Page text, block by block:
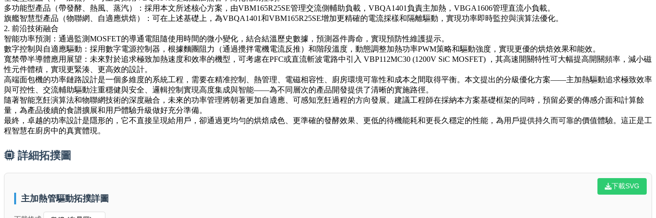
多功能型產品（帶發酵、熱風、蒸汽）：採用本文所述核心方案，由VBM165R25SE管理交流側輔助負載，VBQA1401負責主加熱，VBGA1606管理直流小負載。
旗艦智慧型產品（物聯網、自適應烘焙）：可在上述基礎上，為VBQA1401和VBM165R25SE增加更精確的電流採樣和隔離驅動，實現功率即時監控與演算法優化。
2. 前沿技術融合
智能功率預測：通過監測MOSFET的導通電阻隨使用時間的微小變化，結合結溫歷史數據，預測器件壽命，實現預防性維護提示。
數字控制與自適應驅動：採用數字電源控制器，根據麵團阻力（通過攪拌電機電流反推）和階段溫度，動態調整加熱功率PWM策略和驅動強度，實現更優的烘焙效果和能效。
寬禁帶半導體應用展望：未來對於追求極致加熱速度和效率的機型，可考慮在PFC或直流斬波電路中引入 VBP112MC30 (1200V SiC MOSFET) ，其高速開關特性可大幅提高開關頻率，減小磁
性元件體積，實現更緊湊、更高效的設計。
高端面包機的功率鏈路設計是一個多維度的系統工程，需要在精准控制、熱管理、電磁相容性、廚房環境可靠性和成本之間取得平衡。本文提出的分級優化方案——主加熱驅動追求極致效率
與可控性、交流輔助驅動注重穩健與安全、邏輯控制實現高度集成與智能——為不同層次的產品開發提供了清晰的實施路徑。
隨著智能烹飪演算法和物聯網技術的深度融合，未來的功率管理將朝著更加自適應、可感知烹飪過程的方向發展。建議工程師在採納本方案基礎框架的同時，預留必要的傳感介面和計算餘
量，為產品後續的食譜擴展和用戶體驗升級做好充分準備。
最終，卓越的功率設計是隱形的，它不直接呈現給用戶，卻通過更均勻的烘焙成色、更準確的發酵效果、更低的待機能耗和更長久穩定的性能，為用戶提供持久而可靠的價值體驗。這正是工
程智慧在廚房中的真實體現。
詳細拓撲圖
下載SVG
主加熱管驅動拓撲詳圖